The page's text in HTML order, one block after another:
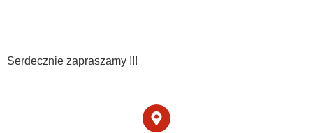
Serdecznie zapraszamy !!!